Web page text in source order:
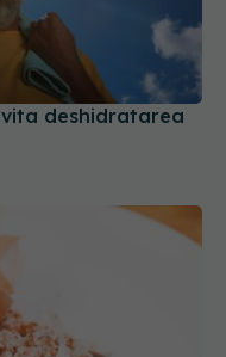
deshidratarea